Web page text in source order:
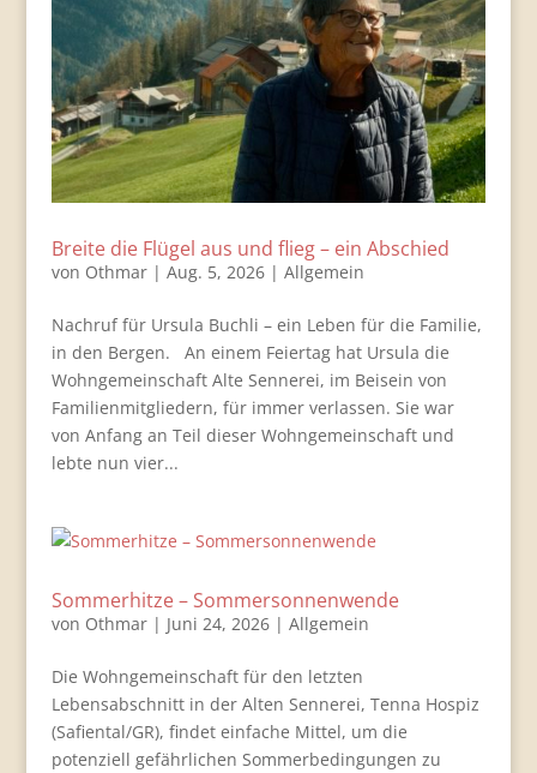
Breite die Flügel aus und flieg – ein Abschied
von Othmar| Aug. 5, 2026| Allgemein
Nachruf für Ursula Buchli – ein Leben für die Familie,
in den Bergen. An einem Feiertag hat Ursula die
Wohngemeinschaft Alte Sennerei, im Beisein von
Familienmitgliedern, für immer verlassen. Sie war
von Anfang an Teil dieser Wohngemeinschaft und
lebte nun vier...
Sommerhitze – Sommersonnenwende
von Othmar| Juni 24, 2026| Allgemein
Die Wohngemeinschaft für den letzten
Lebensabschnitt in der Alten Sennerei, Tenna Hospiz
(Safiental/GR), findet einfache Mittel, um die
potenziell gefährlichen Sommerbedingungen zu